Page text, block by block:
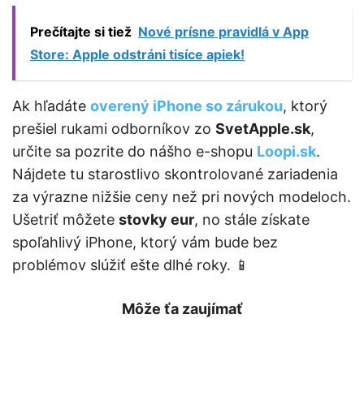
Prečítajte si tiež Nové prísne pravidlá v App
Store: Apple odstráni tisíce apiek!
Ak hľadáte overený iPhone so zárukou, ktorý
prešiel rukami odborníkov zo SvetApple.sk,
určite sa pozrite do nášho e-shopu Loopi.sk.
Nájdete tu starostlivo skontrolované zariadenia
za výrazne nižšie ceny než pri nových modeloch.
Ušetriť môžete stovky eur, no stále získate
spoľahlivý iPhone, ktorý vám bude bez
problémov slúžiť ešte dlhé roky. 📱
Môže ťa zaujímať